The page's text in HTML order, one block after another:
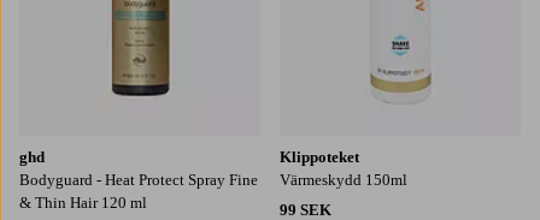
ghd
Bodyguard - Heat Protect Spray Fine
& Thin Hair 120 ml
Klippoteket
Värmeskydd 150ml
99 SEK